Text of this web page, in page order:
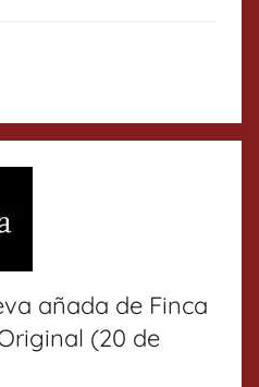
añada de Finca
(20 de